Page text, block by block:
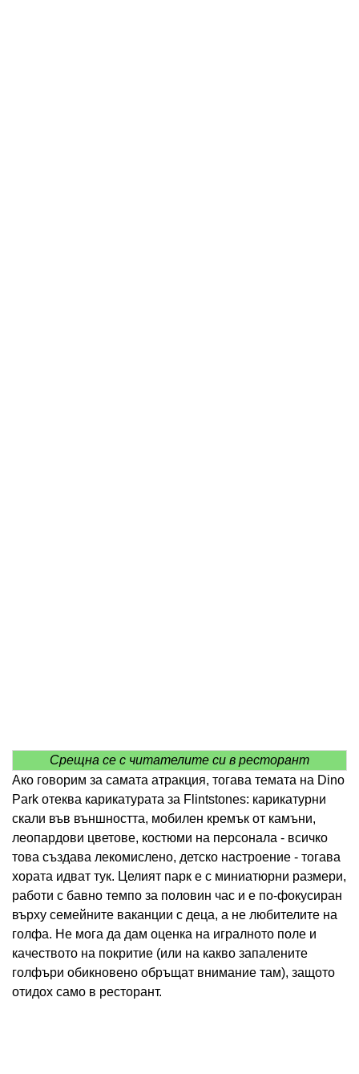
Срещна се с читателите си в ресторант
Ако говорим за самата атракция, тогава темата на Dino
Park отеква карикатурата за Flintstones: карикатурни
скали във външността, мобилен кремък от камъни,
леопардови цветове, костюми на персонала - всичко
това създава лекомислено, детско настроение - тогава
хората идват тук. Целият парк е с миниатюрни размери,
работи с бавно темпо за половин час и е по-фокусиран
върху семейните ваканции с деца, а не любителите на
голфа. Не мога да дам оценка на игралното поле и
качеството на покритие (или на какво запалените
голфъри обикновено обръщат внимание там), защото
отидох само в ресторант.